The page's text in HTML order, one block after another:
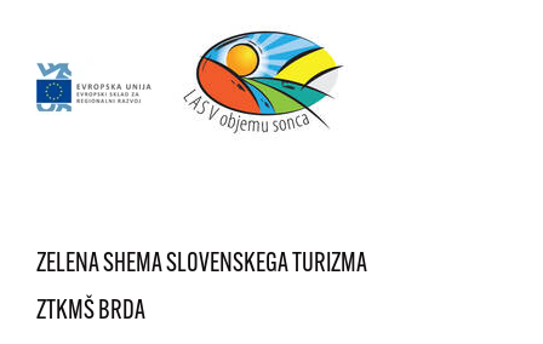
ZELENA SHEMA SLOVENSKEGA TURIZMA
ZTKMŠ BRDA